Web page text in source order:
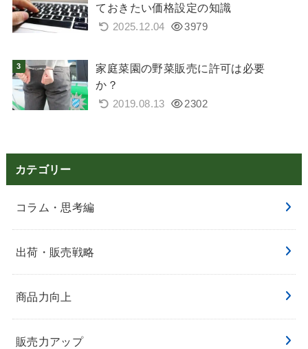
ておきたい価格設定の知識
2025.12.04 3979
家庭菜園の野菜販売に許可は必要
か？
2019.08.13 2302
カテゴリー
コラム・思考編
出荷・販売戦略
商品力向上
販売力アップ